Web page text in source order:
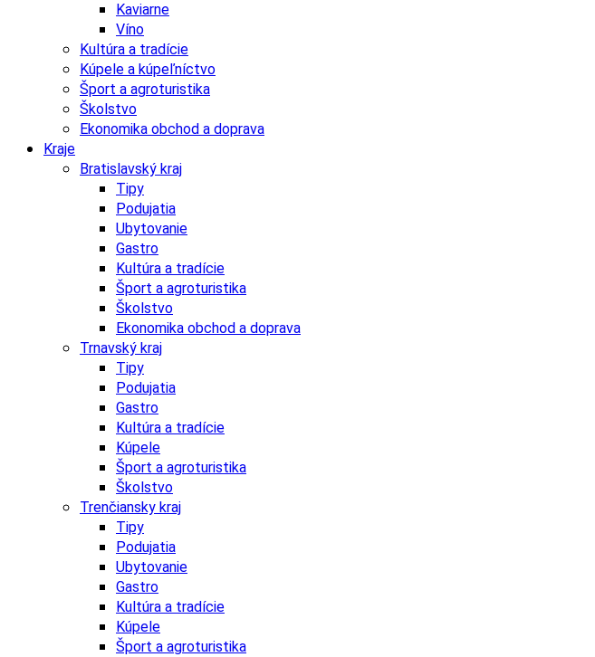
Kaviarne
Víno
Kultúra a tradície
Kúpele a kúpeľníctvo
Šport a agroturistika
Školstvo
Ekonomika obchod a doprava
Kraje
Bratislavský kraj
Tipy
Podujatia
Ubytovanie
Gastro
Kultúra a tradície
Šport a agroturistika
Školstvo
Ekonomika obchod a doprava
Trnavský kraj
Tipy
Podujatia
Gastro
Kultúra a tradície
Kúpele
Šport a agroturistika
Školstvo
Trenčiansky kraj
Tipy
Podujatia
Ubytovanie
Gastro
Kultúra a tradície
Kúpele
Šport a agroturistika